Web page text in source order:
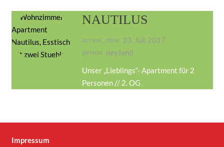
NAUTILUS
access_time 23. Juli 2017
person ney.land
Unser „Lieblings“- Apartment für 2
Personen // 2. OG
Impressum